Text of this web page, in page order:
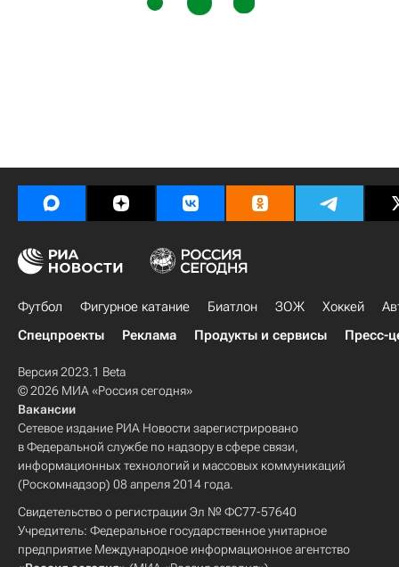
Футбол Фигурное катание Биатлон ЗОЖ Хоккей
Спецпроекты
Реклама Продукты и сервисы Пресс-
Версия 2023.1 Beta
© 2026 МИА «Россия сегодня»
Вакансии
Сетевое издание РИА Новости зарегистрировано
в Федеральной службе по надзору в сфере связи,
информационных технологий и массовых коммуникаций
(Роскомнадзор) 08 апреля 2014 года.
Свидетельство о регистрации Эл № ФС77-57640
Учредитель: Федеральное государственное унитарное
предприятие Международное информационное агентство